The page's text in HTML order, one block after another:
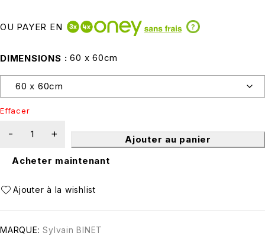
OU PAYER EN ?
DIMENSIONS 60 x 60cm
Effacer
Ajouter au panier
Acheter maintenant
MARQUE: Sylvain BINET